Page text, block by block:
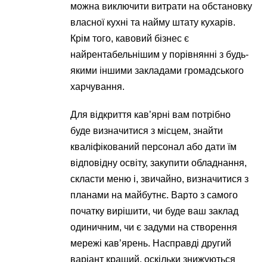
можна виключити витрати на обстановку
власної кухні та найму штату кухарів.
Крім того, кавовий бізнес є
найрентабельнішим у порівнянні з будь-
якими іншими закладами громадського
харчування.
Для відкриття кав’ярні вам потрібно
буде визначитися з місцем, знайти
кваліфікований персонал або дати їм
відповідну освіту, закупити обладнання,
скласти меню і, звичайно, визначитися з
планами на майбутнє. Варто з самого
початку вирішити, чи буде ваш заклад
одиничним, чи є задуми на створення
мережі кав’ярень. Насправді другий
варіант кращий, оскільки знижуються